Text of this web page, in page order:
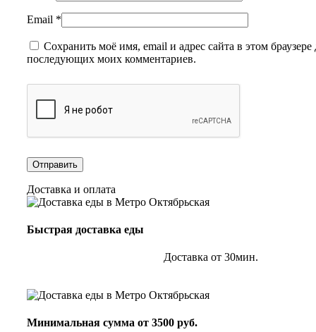
Email *
Сохранить моё имя, email и адрес сайта в этом браузере
последующих моих комментариев.
Доставка и оплата
Быстрая доставка еды
Доставка от 30мин.
Минимальная сумма от 3500 руб.